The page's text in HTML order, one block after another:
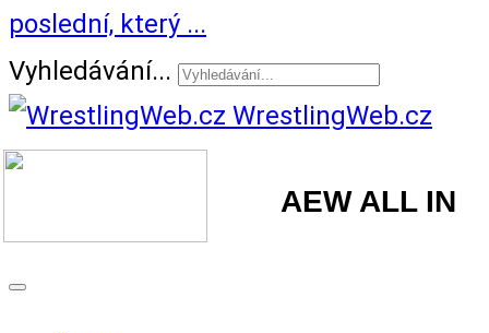
poslední, který ...
Vyhledávání...
WrestlingWeb.cz
AEW ALL IN